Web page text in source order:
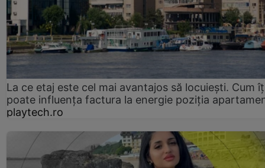
La ce etaj este cel mai avantajos să locuiești. Cum
poate influența factura la energie poziția
playtech.ro